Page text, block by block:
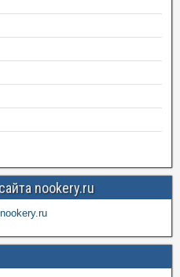
nookery.ru